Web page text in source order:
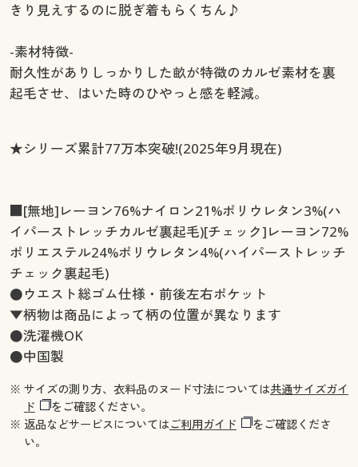
きり見えするのに脱ぎ着もらくちん♪
-素材特徴-
耐久性がありしっかりした畝が特徴のカルゼ素材を裏
起毛させ、はいた時のひやっと感を軽減。
★シリーズ累計77万本突破!(2025年9月現在)
■[無地]レーヨン76%ナイロン21%ポリウレタン3%(ハ
イパーストレッチカルゼ裏起毛)[チェック]レーヨン72%
ポリエステル24%ポリウレタン4%(ハイパーストレッチ
チェック裏起毛)
●ウエスト総ゴム仕様・前後左右ポケット
▼柄物は商品によって柄の位置が異なります
●洗濯機OK
●中国製
※ サイズの測り方、衣料品のヌード寸法については共通サイズガイ
ド
をご確認ください。
※ 返品などサービスについてはご利用ガイド
をご確認くださ
い。